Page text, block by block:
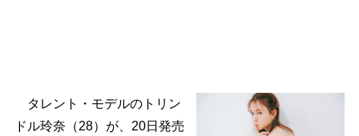
タレント・モデルのトリン
ドル玲奈（28）が、20日発売